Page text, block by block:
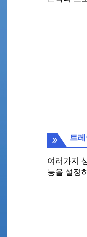
트
여러가지
능을 설정